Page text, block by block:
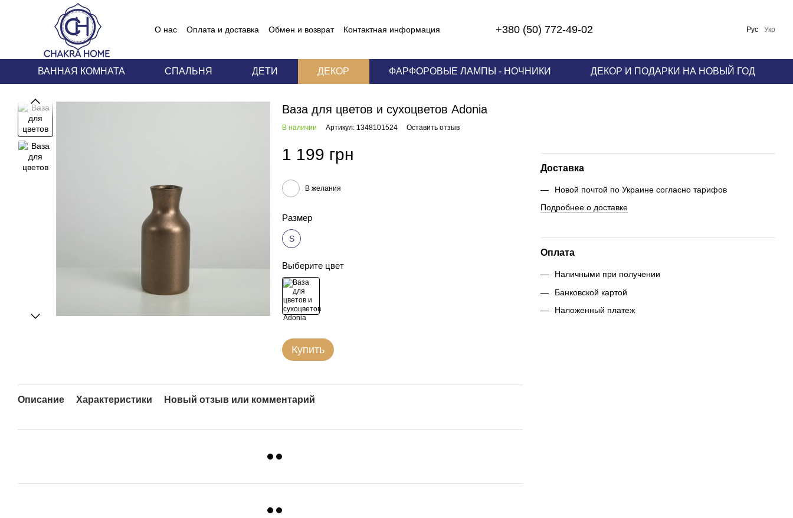
Перейти к основному контенту
О нас Оплата и доставка Обмен и возврат
Контактная информация
+380 (50) 772-49-02 Укр
Рус
ВАННАЯ КОМНАТА СПАЛЬНЯ ДЕТИ ДЕКОР ФАРФОРОВЫЕ ЛАМПЫ - НОЧНИКИ ДЕКОР И ПОДАРКИ НА НОВЫЙ ГОД
Ваза для цветов и сухоцветов Adonia
В наличии Артикул: 1348101524 Оставить отзыв
1 199 грн
В желания
Размер
S
Выберите цвет
Купить
Доставка
Новой почтой по Украине согласно тарифов
Подробнее о доставке
Оплата
Наличными при получении
Банковской картой
Наложенный платеж
Описание Характеристики Новый отзыв или комментарий